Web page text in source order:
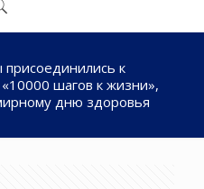
к
шагов к жизни»,
дню здоровья